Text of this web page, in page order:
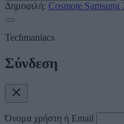
Δημοφιλή: Cosmote Samsung
Techmaniacs
Σύνδεση
Όνομα χρήστη ή Email